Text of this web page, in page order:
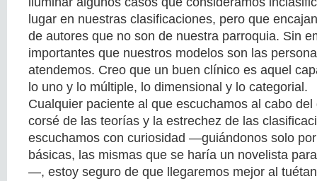
lugar en nuestras clasificaciones, pero que
de autores que no son de nuestra parroquia. Sin
importantes que nuestros modelos son las
atendemos. Creo que un buen clínico es aquel
lo uno y lo múltiple, lo dimensional y lo categorial.
Cualquier paciente al que escuchamos al cabo
corsé de las teorías y la estrechez de las
escuchamos con curiosidad —guiándonos solo
básicas, las mismas que se haría un novelista
—, estoy seguro de que llegaremos mejor al